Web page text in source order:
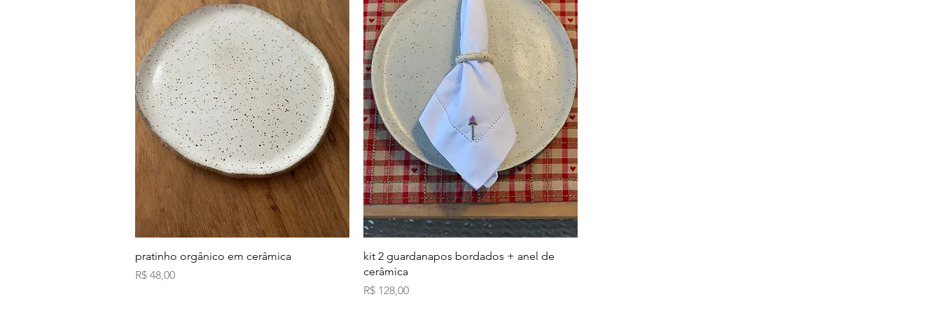
Visualização rápida
pratinho orgânico em cerâmica
Preço
R$ 48,00
Visualização rápida
kit 2 guardanapos bordados + anel de
cerâmica
Preço
R$ 128,00